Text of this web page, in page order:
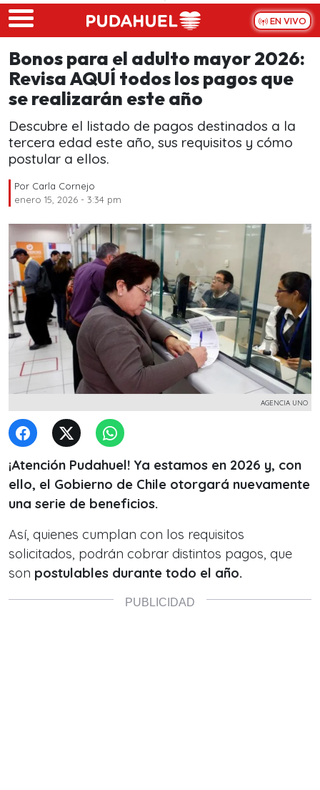
Skip to main content
EN VIVO
Bonos para el adulto mayor 2026:
Revisa AQUÍ todos los pagos que
se realizarán este año
Descubre el listado de pagos destinados a la
tercera edad este año, sus requisitos y cómo
postular a ellos.
Por Carla Cornejo
enero 15, 2026 - 3:34 pm
AGENCIA UNO
¡Atención Pudahuel! Ya estamos en 2026 y, con
ello, el Gobierno de Chile otorgará nuevamente
una serie de beneficios.
Así, quienes cumplan con los requisitos
solicitados, podrán cobrar distintos pagos, que
son postulables durante todo el año.